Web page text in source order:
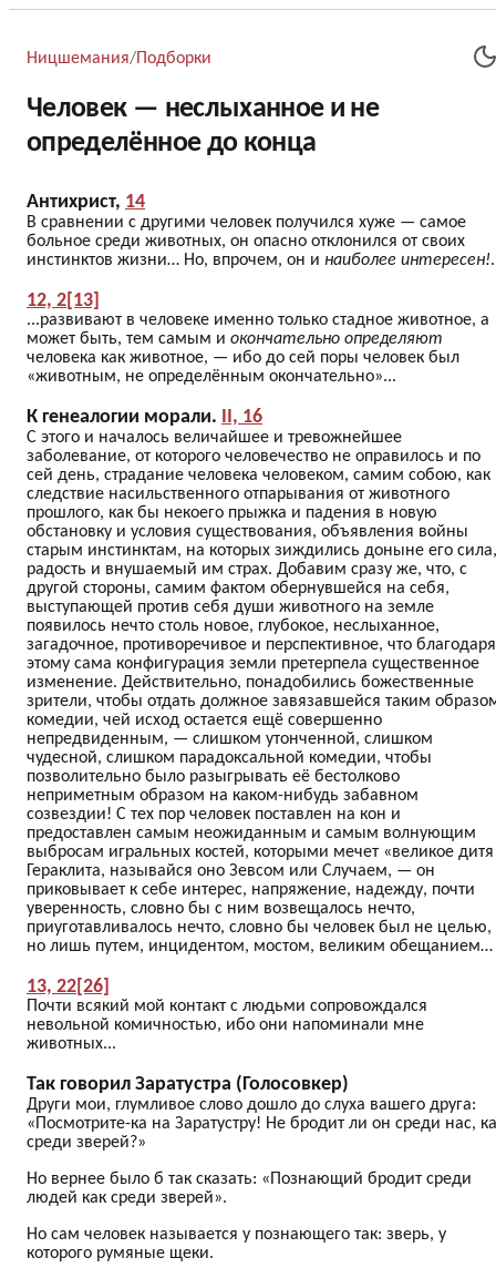
Ницшемания/Подборки
Человек — неслыханное и не
определённое до конца
Антихрист, 14
В сравнении с другими человек получился хуже — самое
больное среди животных, он опасно отклонился от своих
инстинктов жизни… Но, впрочем, он и наиболее интересен!
12, 2[13]
...развивают в человеке именно только стадное животное, а
может быть, тем самым и окончательно определяют
человека как животное, — ибо до сей поры человек был
«животным, не определённым окончательно»...
К генеалогии морали. II, 16
С этого и началось величайшее и тревожнейшее
заболевание, от которого человечество не оправилось и по
сей день, страдание человека человеком, самим собою, как
следствие насильственного отпарывания от животного
прошлого, как бы некоего прыжка и падения в новую
обстановку и условия существования, объявления войны
старым инстинктам, на которых зиждились доныне его сила,
радость и внушаемый им страх. Добавим сразу же, что, с
другой стороны, самим фактом обернувшейся на себя,
выступающей против себя души животного на земле
появилось нечто столь новое, глубокое, неслыханное,
загадочное, противоречивое и перспективное, что благодаря
этому сама конфигурация земли претерпела существенное
изменение. Действительно, понадобились божественные
зрители, чтобы отдать должное завязавшейся таким
комедии, чей исход остается ещё совершенно
непредвиденным, — слишком утонченной, слишком
чудесной, слишком парадоксальной комедии, чтобы
позволительно было разыгрывать её бестолково
неприметным образом на каком-нибудь забавном
созвездии! С тех пор человек поставлен на кон и
предоставлен самым неожиданным и самым волнующим
выбросам игральных костей, которыми мечет «великое
Гераклита, называйся оно Зевсом или Случаем, — он
приковывает к себе интерес, напряжение, надежду, почти
уверенность, словно бы с ним возвещалось нечто,
приуготавливалось нечто, словно бы человек был не целью,
но лишь путем, инцидентом, мостом, великим обещанием…
13, 22[26]
Почти всякий мой контакт с людьми сопровождался
невольной комичностью, ибо они напоминали мне
животных...
Так говорил Заратустра (Голосовкер)
Други мои, глумливое слово дошло до слуха вашего друга:
«Посмотрите-ка на Заратустру! Не бродит ли он среди нас,
среди зверей?»
Но вернее было б так сказать: «Познающий бродит среди
людей как среди зверей».
Но сам человек называется у познающего так: зверь, у
которого румяные щеки.